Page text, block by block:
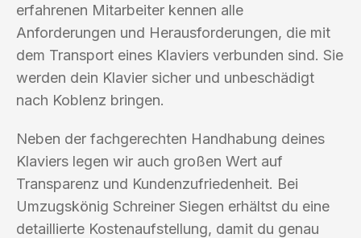
erfahrenen Mitarbeiter kennen alle
Anforderungen und Herausforderungen, die mit
dem Transport eines Klaviers verbunden sind. Sie
werden dein Klavier sicher und unbeschädigt
nach Koblenz bringen.
Neben der fachgerechten Handhabung deines
Klaviers legen wir auch großen Wert auf
Transparenz und Kundenzufriedenheit. Bei
Umzugskönig Schreiner Siegen erhältst du eine
detaillierte Kostenaufstellung, damit du genau